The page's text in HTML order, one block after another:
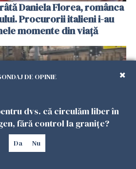
Daniela Florea, românca
Procurorii italieni i-au
momente din viață
DE OPINIE
dvs. că circulăm liber în
fără control la granițe?
Da Nu